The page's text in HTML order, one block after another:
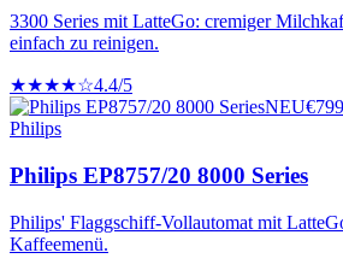
3300 Series mit LatteGo: cremiger
einfach zu reinigen.
★★★★☆4.4/5
NEU€799
Philips
Philips EP8757/20 8000 Series
Philips' Flaggschiff-Vollautomat mit
Kaffeemenü.